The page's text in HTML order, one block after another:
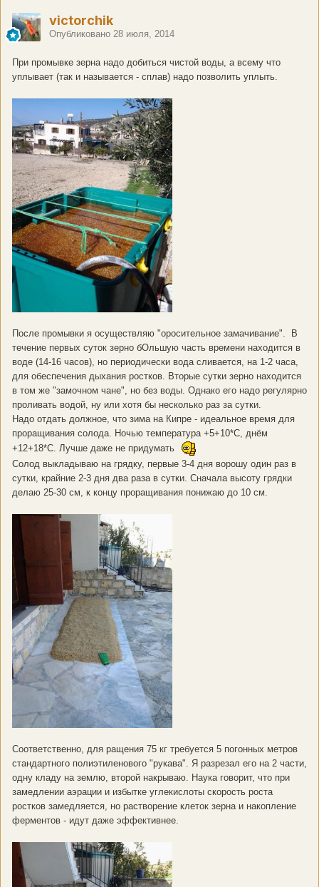
victorchik
Опубликовано 28 июля, 2014
При промывке зерна надо добиться чистой воды, а всему что
уплывает (так и называется - сплав) надо позволить уплыть.
После промывки я осуществляю "оросительное замачивание". В
течение первых суток зерно бОльшую часть времени находится в
воде (14-16 часов), но периодически вода сливается, на 1-2 часа,
для обеспечения дыхания ростков. Вторые сутки зерно находится
в том же "замочном чане", но без воды. Однако его надо регулярно
проливать водой, ну или хотя бы несколько раз за сутки.
Надо отдать должное, что зима на Кипре - идеальное время для
проращивания солода. Ночью температура +5+10*С, днём
+12+18*С. Лучше даже не придумать
Солод выкладываю на грядку, первые 3-4 дня ворошу один раз в
сутки, крайние 2-3 дня два раза в сутки. Сначала высоту грядки
делаю 25-30 см, к концу проращивания понижаю до 10 см.
Соответственно, для ращения 75 кг требуется 5 погонных метров
стандартного полиэтиленового "рукава". Я разрезал его на 2 части,
одну кладу на землю, второй накрываю. Наука говорит, что при
замедлении аэрации и избытке углекислоты скорость роста
ростков замедляется, но растворение клеток зерна и накопление
ферментов - идут даже эффективнее.